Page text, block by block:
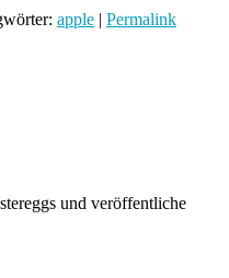
apple | Permalink
und veröffentliche